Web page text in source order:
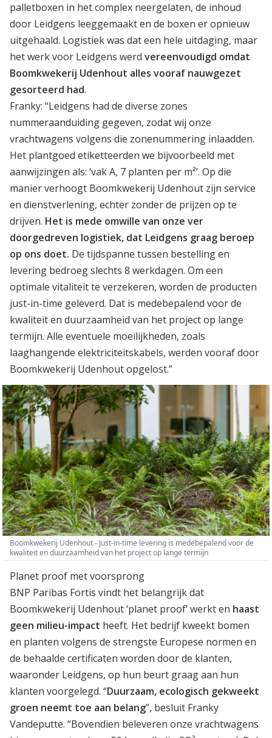
palletboxen in het complex neergelaten, de inhoud
door Leidgens leeggemaakt en de boxen er opnieuw
uitgehaald. Logistiek was dat een hele uitdaging, maar
het werk voor Leidgens werd vereenvoudigd omdat
Boomkwekerij Udenhout alles vooraf nauwgezet
gesorteerd had.
Franky: “Leidgens had de diverse zones
nummeraanduiding gegeven, zodat wij onze
vrachtwagens volgens die zonenummering inlaadden.
Het plantgoed etiketteerden we bijvoorbeeld met
aanwijzingen als: ‘vak A, 7 planten per m²’. Op die
manier verhoogt Boomkwekerij Udenhout zijn service
en dienstverlening, echter zonder de prijzen op te
drijven. Het is mede omwille van onze ver
doorgedreven logistiek, dat Leidgens graag beroep
op ons doet. De tijdspanne tussen bestelling en
levering bedroeg slechts 8 werkdagen. Om een
optimale vitaliteit te verzekeren, worden de producten
just-in-time geleverd. Dat is medebepalend voor de
kwaliteit en duurzaamheid van het project op lange
termijn. Alle eventuele moeilijkheden, zoals
laaghangende elektriciteitskabels, werden vooraf door
Boomkwekerij Udenhout opgelost.”
Boomkwekerij Udenhout - Just-in-time levering is medebepalend voor de
kwaliteit en duurzaamheid van het project op lange termijn
Planet proof met voorsprong
BNP Paribas Fortis vindt het belangrijk dat
Boomkwekerij Udenhout ‘planet proof’ werkt en haast
geen milieu-impact heeft. Het bedrijf kweekt bomen
en planten volgens de strengste Europese normen en
de behaalde certificaten worden door de klanten,
waaronder Leidgens, op hun beurt graag aan hun
klanten voorgelegd. “Duurzaam, ecologisch gekweekt
groen neemt toe aan belang”, besluit Franky
Vandeputte. “Bovendien beleveren onze vrachtwagens